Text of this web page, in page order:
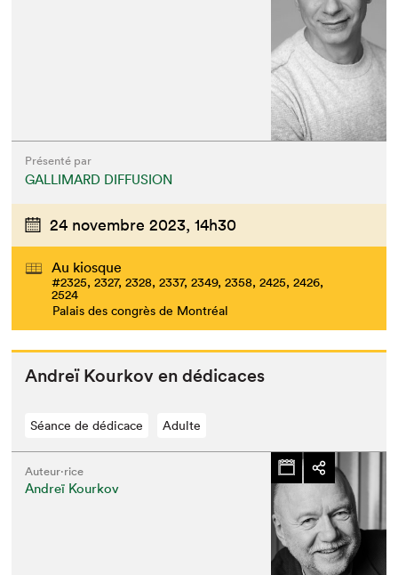
Présenté par
GALLIMARD DIFFUSION
24 novembre 2023, 14h30
Au kiosque
#2325, 2327, 2328, 2337, 2349, 2358, 2425, 2426,
2524
Palais des congrès de Montréal
Andreï Kourkov en dédicaces
Séance de dédicace Adulte
Auteur·rice
Andreï Kourkov